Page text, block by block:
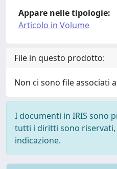
Appare nelle tipologie:
Articolo in Volume
File in questo prodotto:
Non ci sono file associati
I documenti in IRIS sono
tutti i diritti sono riservati,
indicazione.